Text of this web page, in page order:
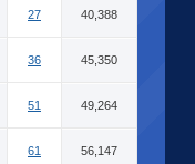
27 40,388
36 45,350
51 49,264
61 56,147